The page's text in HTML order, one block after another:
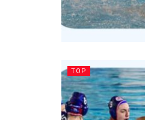
TOP